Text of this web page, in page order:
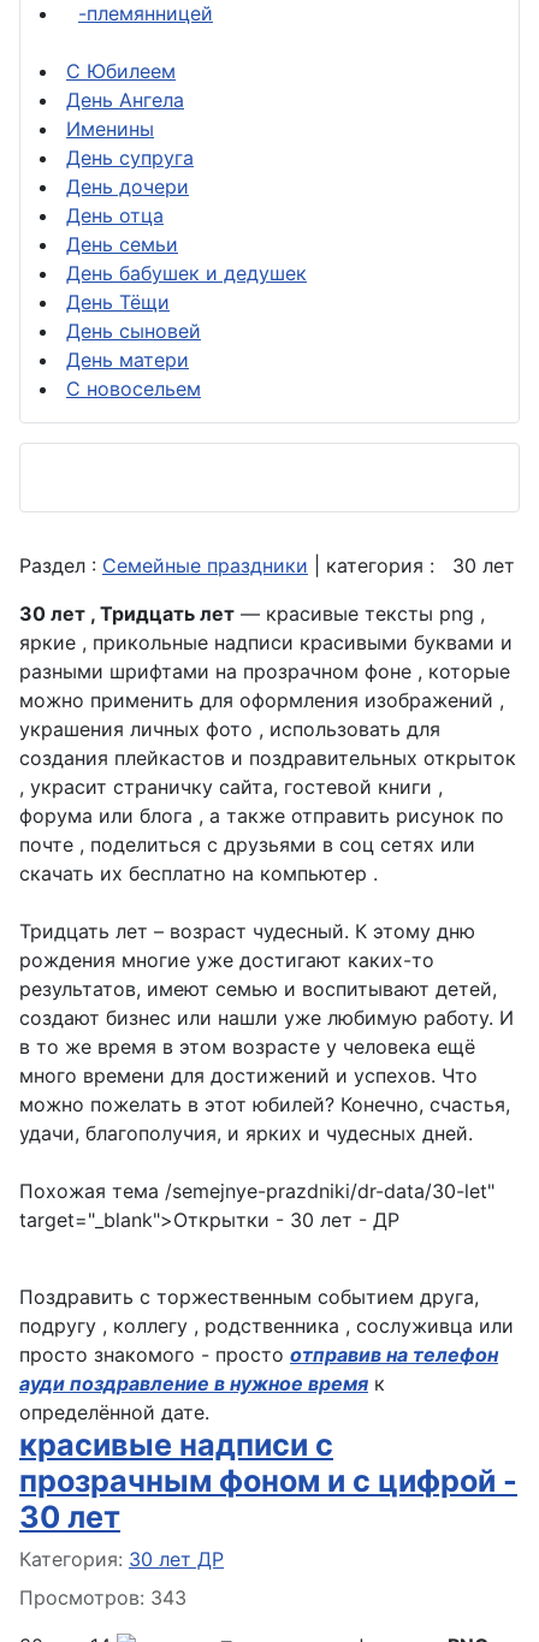
-племянницей
С Юбилеем
День Ангела
Именины
День супруга
День дочери
День отца
День семьи
День бабушек и дедушек
День Тёщи
День сыновей
День матери
С новосельем
Раздел : Семейные праздники | категория : 30 лет
30 лет , Тридцать лет — красивые тексты png ,
яркие , прикольные надписи красивыми буквами и
разными шрифтами на прозрачном фоне , которые
можно применить для оформления изображений ,
украшения личных фото , использовать для
создания плейкастов и поздравительных открыток
, украсит страничку сайта, гостевой книги ,
форума или блога , а также отправить рисунок по
почте , поделиться с друзьями в соц сетях или
скачать их бесплатно на компьютер .
Тридцать лет – возраст чудесный. К этому дню
рождения многие уже достигают каких-то
результатов, имеют семью и воспитывают детей,
создают бизнес или нашли уже любимую работу. И
в то же время в этом возрасте у человека ещё
много времени для достижений и успехов. Что
можно пожелать в этот юбилей? Конечно, счастья,
удачи, благополучия, и ярких и чудесных дней.
Похожая тема /semejnye-prazdniki/dr-data/30-let"
target="_blank">Открытки - 30 лет - ДР
Поздравить с торжественным событием друга,
подругу , коллегу , родственника , сослуживца или
просто знакомого - просто отправив на телефон
ауди поздравление в нужное время к
определённой дате.
красивые надписи с
прозрачным фоном и с цифрой -
30 лет
Информация о материале
Категория: 30 лет ДР
Просмотров: 343